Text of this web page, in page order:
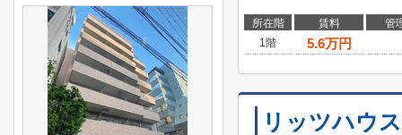
所在階 賃料
管
1階
5.6万円
リッツハウス